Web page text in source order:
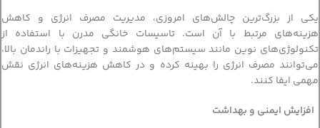
یکی از بزرگ‌ترین چالش‌های امروزی، مدیریت مصرف انرژی و کاهش
هزینه‌های مرتبط با آن است. تاسیسات خانگی مدرن با استفاده از
تکنولوژی‌های نوین مانند سیستم‌های هوشمند و تجهیزات با راندمان بالا،
می‌توانند مصرف انرژی را بهینه کرده و در کاهش هزینه‌های انرژی نقش
مهمی ایفا کنند.
افزایش ایمنی و بهداشت